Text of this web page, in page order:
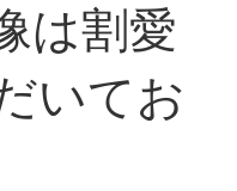
は割愛
いてお